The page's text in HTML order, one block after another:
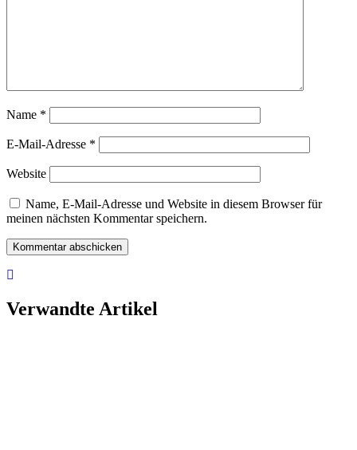
Name *
E-Mail-Adresse *
Website
Name, E-Mail-Adresse und Website in diesem Browser für
meinen nächsten Kommentar speichern.
Verwandte Artikel